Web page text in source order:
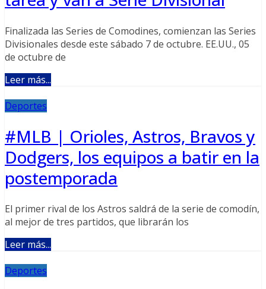
Finalizada las Series de Comodines, comienzan las Series
Divisionales desde este sábado 7 de octubre. EE.UU., 05
de octubre de
Leer más...
Deportes
#MLB | Orioles, Astros, Bravos y
Dodgers, los equipos a batir en la
postemporada
El primer rival de los Astros saldrá de la serie de comodín,
al mejor de tres partidos, que librarán los
Leer más...
Deportes